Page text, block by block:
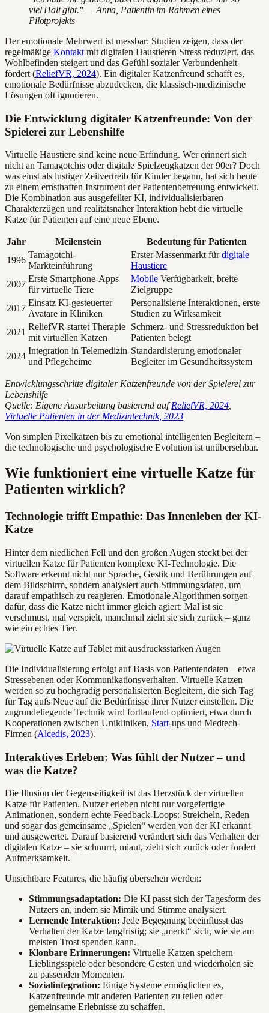
viel Halt gibt." — Anna, Patientin im Rahmen eines
Pilotprojekts
Der emotionale Mehrwert ist messbar: Studien zeigen, dass der
regelmäßige Kontakt mit digitalen Haustieren Stress reduziert, das
Wohlbefinden steigert und das Gefühl sozialer Verbundenheit
fördert (ReliefVR, 2024). Ein digitaler Katzenfreund schafft es,
emotionale Bedürfnisse abzudecken, die klassisch-medizinische
Lösungen oft ignorieren.
Die Entwicklung digitaler Katzenfreunde: Von der
Spielerei zur Lebenshilfe
Virtuelle Haustiere sind keine neue Erfindung. Wer erinnert sich
nicht an Tamagotchis oder digitale Spielzeugkatzen der 90er? Doch
was einst als lustiger Zeitvertreib für Kinder begann, hat sich heute
zu einem ernsthaften Instrument der Patientenbetreuung entwickelt.
Die Kombination aus ausgefeilter KI, individualisierbaren
Charakterzügen und realitätsnaher Interaktion hebt die virtuelle
Katze für Patienten auf eine neue Ebene.
Jahr Meilenstein
Bedeutung für Patienten
1996
Tamagotchi-
Markteinführung
Erster Massenmarkt fürdigitale
Haustiere
2007
Erste Smartphone-Apps
für virtuelle Tiere
Mobile Verfügbarkeit, breite
Zielgruppe
2017
Einsatz KI-gesteuerter
Avatare in Kliniken
Personalisierte Interaktionen, erste
Studien zu Wirksamkeit
2021
ReliefVR startet Therapie
mit virtuellen Katzen
Schmerz- und Stressreduktion bei
Patienten belegt
2024
Integration in Telemedizin
und Pflegeheime
Standardisierung emotionaler
Begleiter im Gesundheitssystem
Entwicklungsschritte digitaler Katzenfreunde von der Spielerei zur
Lebenshilfe
Quelle: Eigene Ausarbeitung basierend aufReliefVR, 2024
Virtuelle Patienten in der Medizintechnik, 2023
Von simplen Pixelkatzen bis zu emotional intelligenten Begleitern –
die technologische und psychologische Evolution ist unübersehbar.
Wie funktioniert eine virtuelle Katze für
Patienten wirklich?
Technologie trifft Empathie: Das Innenleben der KI-
Katze
Hinter dem niedlichen Fell und den großen Augen steckt bei der
virtuellen Katze für Patienten komplexe KI-Technologie. Die
Software erkennt nicht nur Sprache, Gestik und Berührungen auf
dem Bildschirm, sondern analysiert auch Stimmungsdaten, um
darauf empathisch zu reagieren. Emotionale Algorithmen sorgen
dafür, dass die Katze nicht immer gleich agiert: Mal ist sie
verschmust, mal verspielt, manchmal zieht sie sich zurück – ganz
wie ein echtes Tier.
Die Individualisierung erfolgt auf Basis von Patientendaten – etwa
Stressebenen oder Kommunikationsverhalten. Virtuelle Katzen
werden so zu hochgradig personalisierten Begleitern, die sich Tag
für Tag aufs Neue auf die Bedürfnisse ihrer Nutzer einstellen. Die
zugrundeliegende Technik wird fortlaufend optimiert, etwa durch
Kooperationen zwischen Unikliniken, Start-ups und Medtech-
Firmen (Alcedis, 2023).
Interaktives Erleben: Was fühlt der Nutzer – und
was die Katze?
Die Illusion der Gegenseitigkeit ist das Herzstück der virtuellen
Katze für Patienten. Nutzer erleben nicht nur vorgefertigte
Animationen, sondern echte Feedback-Loops: Streicheln, Reden
und sogar das gemeinsame „Spielen“ werden von der KI erkannt
und ausgewertet. Darauf basierend verändert sich das Verhalten der
digitalen Katze – sie schnurrt, miaut, zieht sich zurück oder fordert
Aufmerksamkeit.
Unsichtbare Features, die häufig übersehen werden:
Stimmungsadaptation: Die KI passt sich der Tagesform des
Nutzers an, indem sie Mimik und Stimme analysiert.
Lernende Interaktion: Jede Begegnung beeinflusst das
Verhalten der Katze langfristig; sie „merkt“ sich, wie sie am
meisten Trost spenden kann.
Klonbare Erinnerungen: Virtuelle Katzen speichern
Lieblingsspiele oder besondere Gesten und wiederholen sie
zu passenden Momenten.
Sozialintegration: Einige Systeme ermöglichen es,
Katzenfreunde mit anderen Patienten zu teilen oder
gemeinsame Erlebnisse zu schaffen.